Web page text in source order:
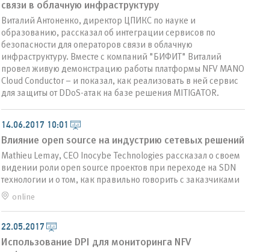
связи в облачную инфраструктуру
Виталий Антоненко, директор ЦПИКС по науке и
образованию, рассказал об интеграции сервисов по
безопасности для операторов связи в облачную
инфраструктуру. Вместе с компаний "БИФИТ" Виталий
провел живую демонстрацию работы платформы NFV MANO
Cloud Conductor – и показал, как реализовать в ней сервис
для защиты от DDoS-атак на базе решения MITIGATOR.
14.06.2017 10:01
Влияние open source на индустрию сетевых решений
Mathieu Lemay, CEO Inocybe Technologies рассказал о своем
видении роли open source проектов при переходе на SDN
технологии и о том, как правильно говорить с заказчиками
online
22.05.2017
Использование DPI для мониторинга NFV